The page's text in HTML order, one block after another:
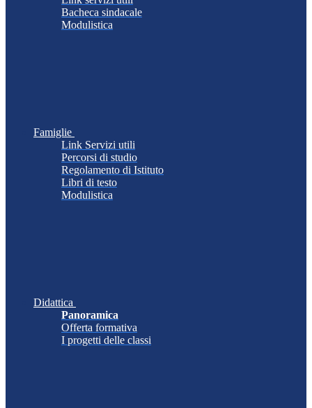
Bacheca sindacale
Modulistica
Famiglie
Link Servizi utili
Percorsi di studio
Regolamento di Istituto
Libri di testo
Modulistica
Didattica
Panoramica
Offerta formativa
I progetti delle classi